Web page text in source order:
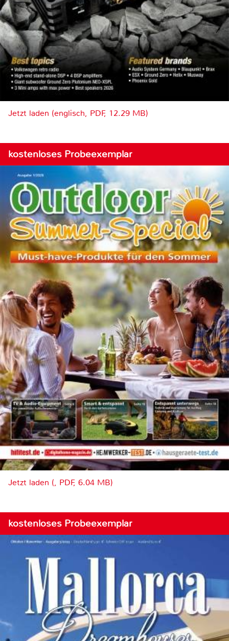
Jetzt laden (englisch, PDF, 12.29 MB)
kostenloses Probeexemplar
Jetzt laden (, PDF, 6.04 MB)
kostenloses Probeexemplar